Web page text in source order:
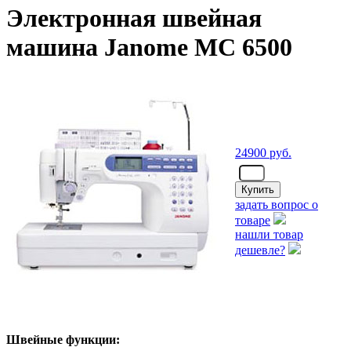
Электронная швейная
машина Janome MC 6500
24900 руб.
задать вопрос о
товаре
нашли товар
дешевле?
Швейные функции: